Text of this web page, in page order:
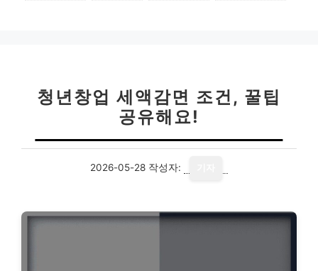
청년창업 세액감면 조건, 꿀팁
공유해요!
2026-05-28 작성자: